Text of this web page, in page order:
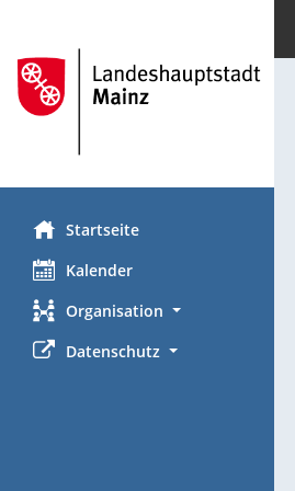
Startseite
Kalender
Organisation
Datenschutz